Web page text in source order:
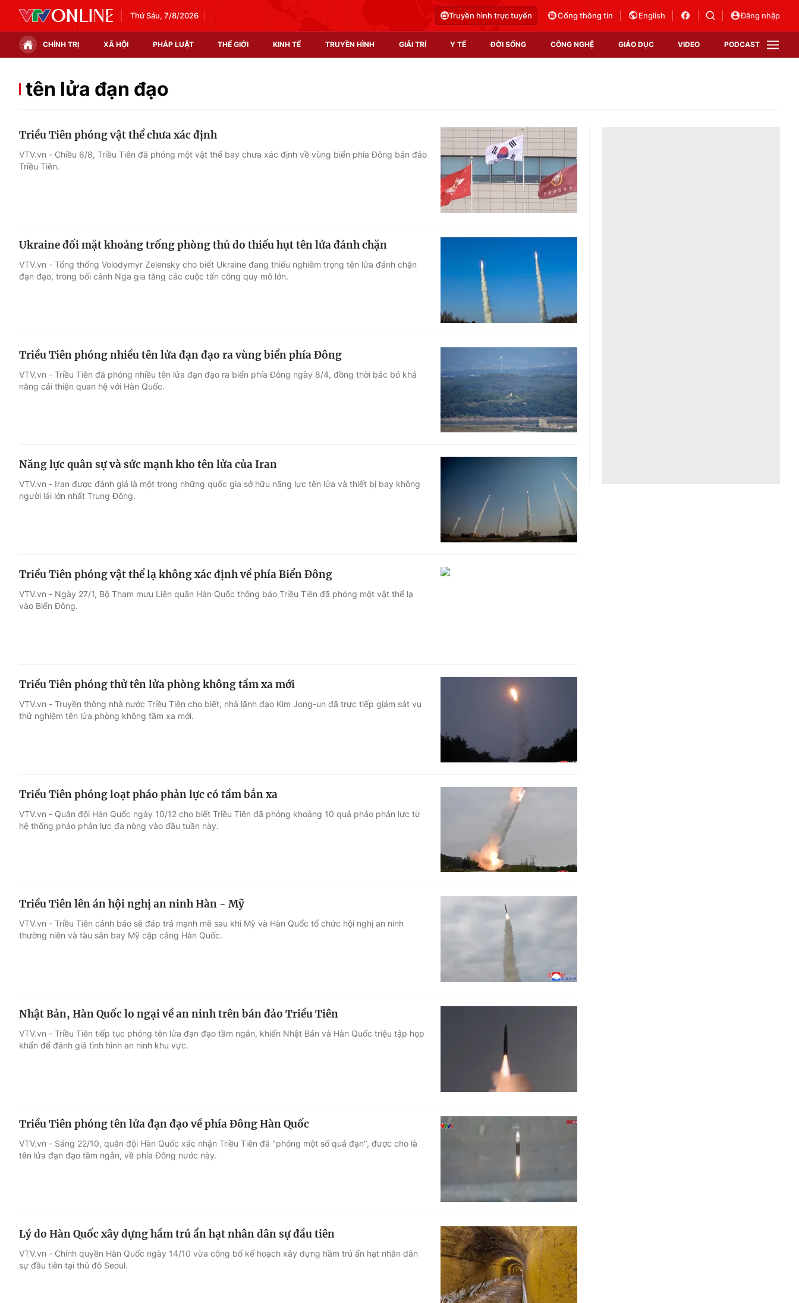
Thứ Sáu, 7/8/2026 Truyền hình trực tuyến Cổng thông tin English Đăng nhập
CHÍNH TRỊ XÃ HỘI PHÁP LUẬT THẾ GIỚI KINH TẾ TRUYỀN HÌNH GIẢI TRÍ Y TẾ ĐỜI SỐNG CÔNG NGHỆ GIÁO DỤC VIDEO PODCAST
Chính trị
Thế giới đó đây
Video
Shorts video
Podcast
EMagazine
Photo
Infographic
Góc ảnh
Điện ảnh
Âm nhạc
Sao
Du lịch
Làm đẹp
Tuyển sinh
Học trực tuyến
Công nghệ
Hitech Công nghệ tương lai
Sản phẩm
Thị trường
Tư vấn
VTV Sức khoẻ
tên lửa đạn đạo
Triều Tiên phóng vật thể chưa xác định
VTV.vn - Chiều 6/8, Triều Tiên đã phóng một vật thể bay chưa xác định về vùng biển phía Đông bán đảo
Triều Tiên.
Ukraine đối mặt khoảng trống phòng thủ do thiếu hụt tên lửa đánh chặn
VTV.vn - Tổng thống Volodymyr Zelensky cho biết Ukraine đang thiếu nghiêm trọng tên lửa đánh chặn
đạn đạo, trong bối cảnh Nga gia tăng các cuộc tấn công quy mô lớn.
Triều Tiên phóng nhiều tên lửa đạn đạo ra vùng biển phía Đông
VTV.vn - Triều Tiên đã phóng nhiều tên lửa đạn đạo ra biển phía Đông ngày 8/4, đồng thời bác bỏ khả
năng cải thiện quan hệ với Hàn Quốc.
Năng lực quân sự và sức mạnh kho tên lửa của Iran
VTV.vn - Iran được đánh giá là một trong những quốc gia sở hữu năng lực tên lửa và thiết bị bay không
người lái lớn nhất Trung Đông.
Triều Tiên phóng vật thể lạ không xác định về phía Biển Đông
VTV.vn - Ngày 27/1, Bộ Tham mưu Liên quân Hàn Quốc thông báo Triều Tiên đã phóng một vật thể lạ
vào Biển Đông.
Triều Tiên phóng thử tên lửa phòng không tầm xa mới
VTV.vn - Truyền thông nhà nước Triều Tiên cho biết, nhà lãnh đạo Kim Jong-un đã trực tiếp giám sát vụ
thử nghiệm tên lửa phòng không tầm xa mới.
Triều Tiên phóng loạt pháo phản lực có tầm bắn xa
VTV.vn - Quân đội Hàn Quốc ngày 10/12 cho biết Triều Tiên đã phóng khoảng 10 quả pháo phản lực từ
hệ thống pháo phản lực đa nòng vào đầu tuần này.
Triều Tiên lên án hội nghị an ninh Hàn - Mỹ
VTV.vn - Triều Tiên cảnh báo sẽ đáp trả mạnh mẽ sau khi Mỹ và Hàn Quốc tổ chức hội nghị an ninh
thường niên và tàu sân bay Mỹ cập cảng Hàn Quốc.
Nhật Bản, Hàn Quốc lo ngại về an ninh trên bán đảo Triều Tiên
VTV.vn - Triều Tiên tiếp tục phóng tên lửa đạn đạo tầm ngắn, khiến Nhật Bản và Hàn Quốc triệu tập họp
khẩn để đánh giá tình hình an ninh khu vực.
Triều Tiên phóng tên lửa đạn đạo về phía Đông Hàn Quốc
VTV.vn - Sáng 22/10, quân đội Hàn Quốc xác nhận Triều Tiên đã "phóng một số quả đạn", được cho là
tên lửa đạn đạo tầm ngắn, về phía Đông nước này.
Lý do Hàn Quốc xây dựng hầm trú ẩn hạt nhân dân sự đầu tiên
VTV.vn - Chính quyền Hàn Quốc ngày 14/10 vừa công bố kế hoạch xây dựng hầm trú ẩn hạt nhân dân
sự đầu tiên tại thủ đô Seoul.